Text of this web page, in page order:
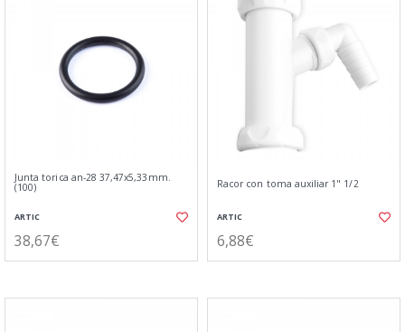
Junta torica an-28 37,47x5,33mm.
(100)
ARTIC
38,67€
Racor con toma auxiliar 1" 1/2
ARTIC
6,88€